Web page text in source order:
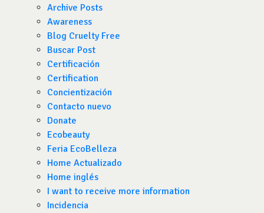
Archive Posts
Awareness
Blog Cruelty Free
Buscar Post
Certificación
Certification
Concientización
Contacto nuevo
Donate
Ecobeauty
Feria EcoBelleza
Home Actualizado
Home inglés
I want to receive more information
Incidencia